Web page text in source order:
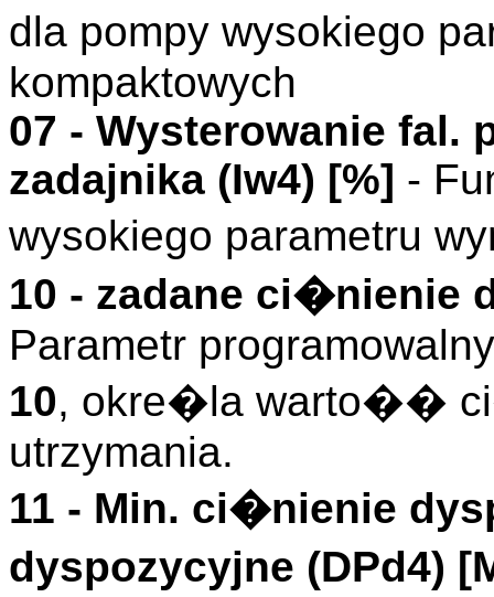
dla pompy wysokiego
kompaktowych
07 - Wysterowanie fal.
zadajnika (Iw4) [%] -
wysokiego parametru
10 - zadane ci�nienie
Parametr
10, okre�la warto��
utrzymania.
11 - Min. ci�nienie
dyspozycyjne (DPd4)